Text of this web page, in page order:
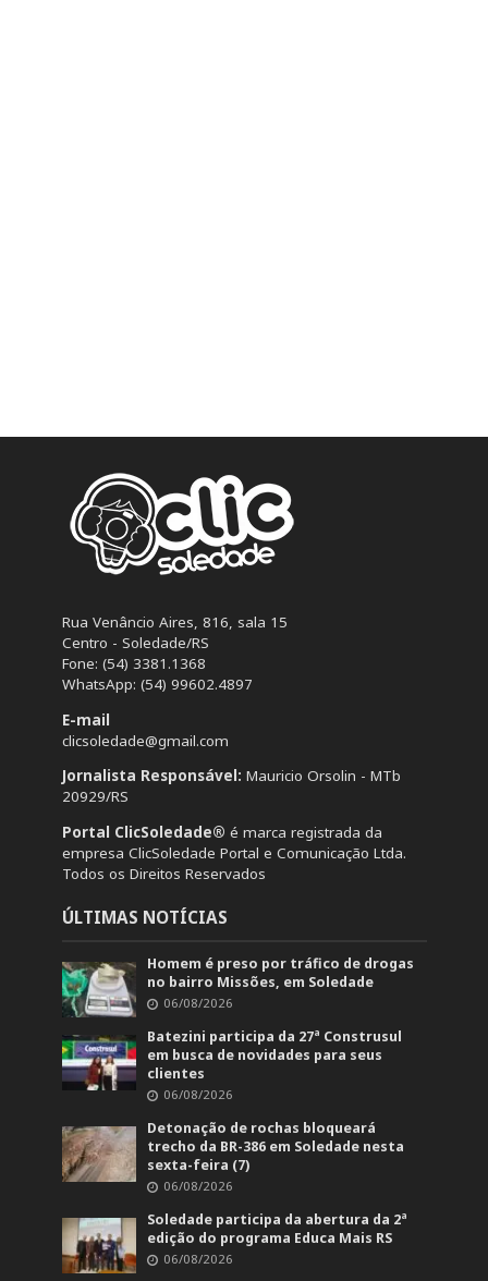
Rua Venâncio Aires, 816, sala 15
Centro - Soledade/RS
Fone: (54) 3381.1368
WhatsApp: (54) 99602.4897
E-mail
clicsoledade@gmail.com
Jornalista Responsável: Mauricio Orsolin - MTb
20929/RS
Portal ClicSoledade® é marca registrada da
empresa ClicSoledade Portal e Comunicação Ltda.
Todos os Direitos Reservados
ÚLTIMAS NOTÍCIAS
Homem é preso por tráfico de drogas
no bairro Missões, em Soledade
06/08/2026
Batezini participa da 27ª Construsul
em busca de novidades para seus
clientes
06/08/2026
Detonação de rochas bloqueará
trecho da BR-386 em Soledade nesta
sexta-feira (7)
06/08/2026
Soledade participa da abertura da 2ª
edição do programa Educa Mais RS
06/08/2026